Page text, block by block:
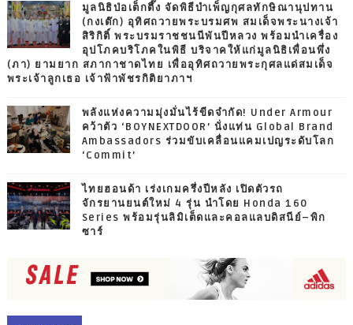
มูลนิธิป่อเต็กตึ๊ง จัดพิธีบำเพ็ญกุศลทักษิณานุปทาน
(กงเต๊ก) อุทิศถวายพระบรมศพ สมเด็จพระนางเจ้า
สิริกิติ์ พระบรมราชชนนีพันปีหลวง พร้อมนำเครื่อง
อุปโภคบริโภคในพิธี บริจาคให้แก่มูลนิธิเพื่อนพึ่ง
(ภา) ยามยาก สภากาชาดไทย เพื่ออุทิศถวายพระกุศลแด่สมเด็จ
พระเจ้าลูกเธอ เจ้าฟ้าพัชรกิติยาภาฯ
พลังแห่งความมุ่งมั่นไร้ขีดจำกัด! Under Armour
คว้าตัว ‘BOYNEXTDOOR’ นั่งแท่น Global Brand
Ambassadors ร่วมขับเคลื่อนแคมเปญระดับโลก
‘Commit’
ไทยฮอนด้า เร่งเกมครึ่งปีหลัง เปิดตัวรถ
จักรยานยนต์ใหม่ 4 รุ่น นำโดย Honda 160
Series พร้อมรุ่นลิมิเต็ดและคอลแลบดิสนีย์–พิก
ซาร์